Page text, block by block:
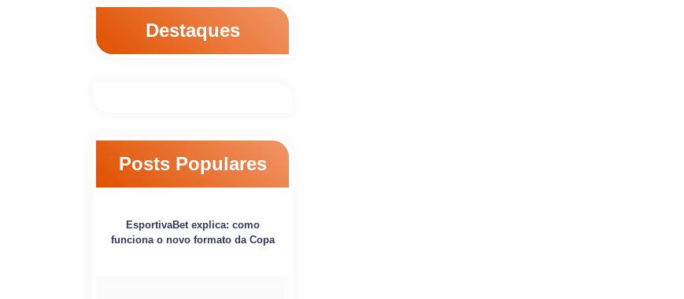
Destaques
Posts Populares
EsportivaBet explica: como
funciona o novo formato da Copa